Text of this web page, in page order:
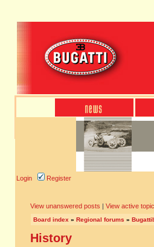
Login Register
View unanswered posts | View active
Board index » Regional forums »
History